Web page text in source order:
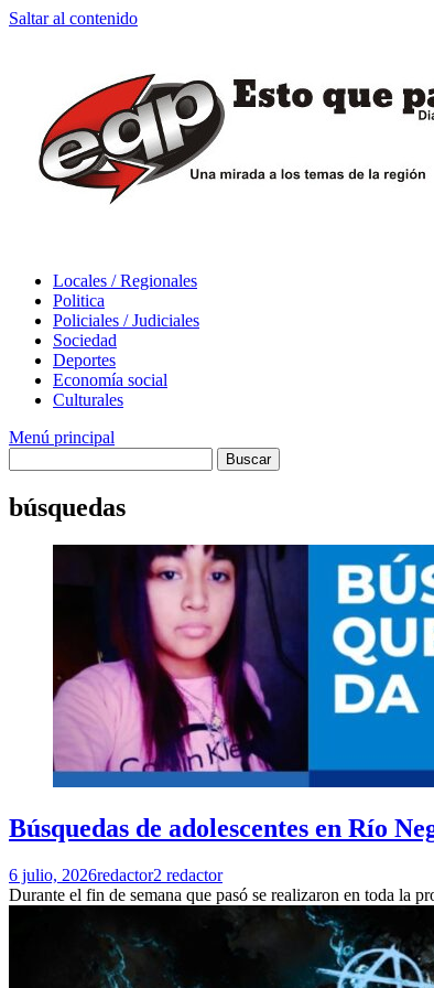
Saltar al contenido
Locales / Regionales
Politica
Policiales / Judiciales
Sociedad
Deportes
Economía social
Culturales
Menú principal
búsquedas
Búsquedas de adolescentes en Río
6 julio, 2026redactor2 redactor
Durante el fin de semana que pasó se realizaron en toda la